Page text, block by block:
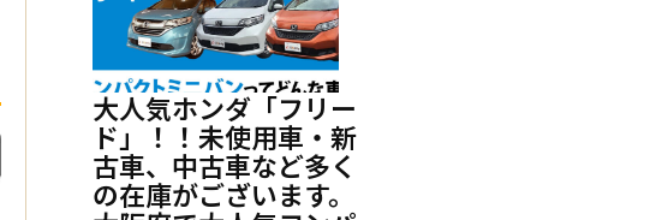
大人気ホンダ「フリー
ド」！！未使用車・新
古車、中古車など多く
の在庫がございます。